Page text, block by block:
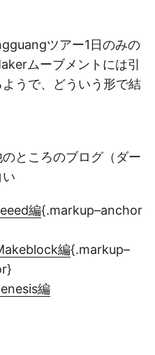
ツアー1日のみの
ムーブメントには引
うで、どういう形で結
ところのブログ（ダー
編{.markup–anchor
編{.markup–
編